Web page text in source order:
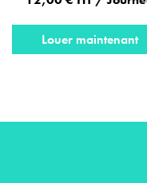
Louer maintenant